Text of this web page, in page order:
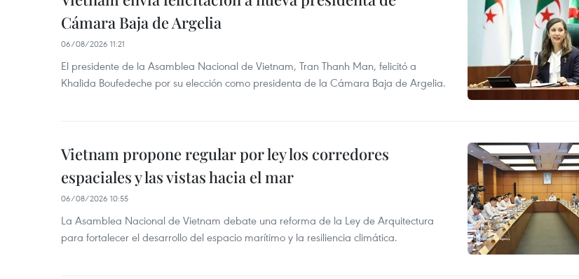
Cámara Baja de Argelia
06/08/2026 11:21
El presidente de la Asamblea Nacional de Vietnam, Tran Thanh Man, felicitó a
Khalida Boufedeche por su elección como presidenta de la Cámara Baja de Argelia.
Vietnam propone regular por ley los corredores
espaciales y las vistas hacia el mar
06/08/2026 10:55
La Asamblea Nacional de Vietnam debate una reforma de la Ley de Arquitectura
para fortalecer el desarrollo del espacio marítimo y la resiliencia climática.